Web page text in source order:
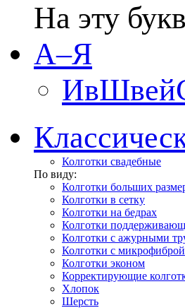
На эту
А–Я
Колготки свадебные
По виду:
Колготки больших
Колготки в сетку
Колготки на бедрах
Колготки
Колготки с ажурными
Колготки с микрофиброй
Колготки эконом
Корректирующие
Хлопок
Шерсть